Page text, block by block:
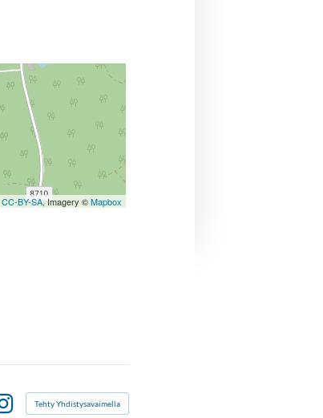
CC-BY-SA, Imagery ©Mapbox
Tehty Yhdistysavaimella